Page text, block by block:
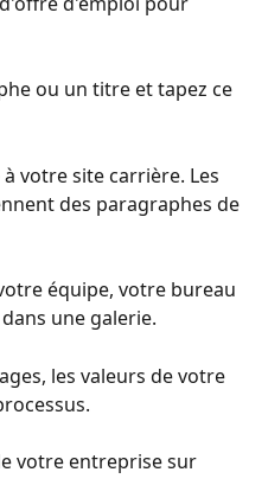
ou un titre et tapez ce
votre site carrière. Les
des paragraphes de
équipe, votre bureau
une galerie.
les valeurs de votre
votre entreprise sur